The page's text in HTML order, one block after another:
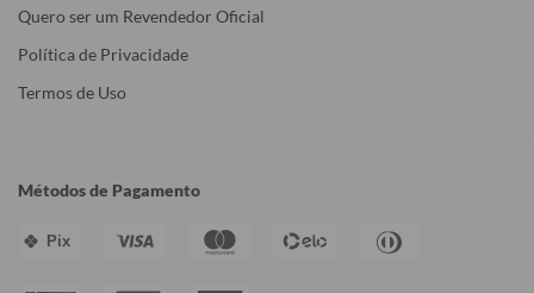
Quero ser um Revendedor Oficial
Política de Privacidade
Termos de Uso
Métodos de Pagamento
Pix